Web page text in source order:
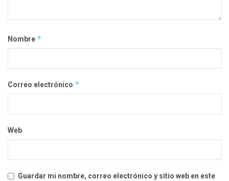
Nombre *
Correo electrónico *
Web
Guardar mi nombre, correo electrónico y sitio web en este